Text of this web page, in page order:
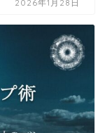
2026年1月28日